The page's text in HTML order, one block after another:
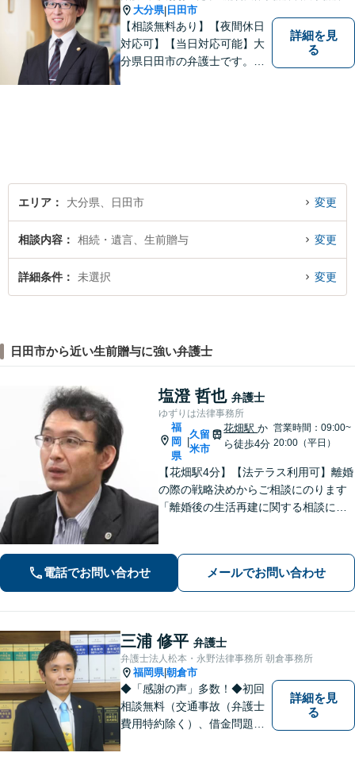
大分県| 日田市
【相談無料あり】【夜間休日
対応可】【当日対応可能】大
分県日田市の弁護士です。離
詳細を見
る
エリア 大分県、日田市 変更
相談内容 相続・遺言、生前贈与 変更
詳細条件 未選択 変更
日田市から近い生前贈与に強い弁護士
塩澄 哲也 弁護士
ゆずりは法律事務所
福
岡
県
|
久留
米市
花畑駅か
ら徒歩4分
営業時間：09:00~
20:00（平日）
【花畑駅4分】【法テラス利用可】離婚
の際の戦略決めからご相談にのります
「離婚後の生活再建に関する相談に対
や立ち退き・明け渡しなどの賃貸トラ
ブル」【顧問契約可】
電話でお問い合わせ メールでお問い合わせ
三浦 修平 弁護士
弁護士法人松本・永野法律事務所 朝倉事務所
福岡県|朝倉市
◆「感謝の声」多数！◆初回
相談無料（交通事故（弁護士
費用特約除く）、借金問題、
詳細を見
る